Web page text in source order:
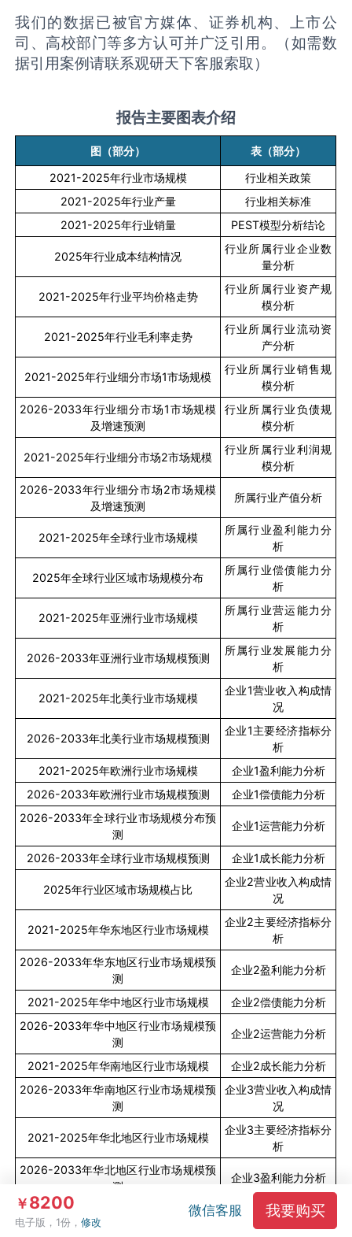
我们的数据已被官方媒体、证券机构、上市公
司、高校部门等多方认可并广泛引用。（如需数
据引用案例请联系观研天下客服索取）
报告主要图表介绍
图（部分）
表（部分）
2021-2025年行业市场规模
行业相关政策
2021-2025年行业产量
行业相关标准
2021-2025年行业销量 PEST模型分析结论
2025年行业成本结构情况
行业所属行业企业数
量分析
2021-2025年行业平均价格走势
行业所属行业资产规
模分析
2021-2025年行业毛利率走势
行业所属行业流动资
产分析
2021-2025年行业细分市场1市场规模
行业所属行业销售规
模分析
2026-2033年行业细分市场1市场规模
及增速预测
行业所属行业负债规
模分析
2021-2025年行业细分市场2市场规模
行业所属行业利润规
模分析
2026-2033年行业细分市场2市场规模
及增速预测
所属行业产值分析
2021-2025年全球行业市场规模
所属行业盈利能力分
析
2025年全球行业区域市场规模分布
所属行业偿债能力分
析
2021-2025年亚洲行业市场规模
所属行业营运能力分
析
2026-2033年亚洲行业市场规模预测
所属行业发展能力分
析
2021-2025年北美行业市场规模
企业1营业收入构成情
况
2026-2033年北美行业市场规模预测
企业1主要经济指标分
析
2021-2025年欧洲行业市场规模 企业1盈利能力分析
2026-2033年欧洲行业市场规模预测 企业1偿债能力分析
2026-2033年全球行业市场规模分布预
测
企业1运营能力分析
2026-2033年全球行业市场规模预测 企业1成长能力分析
2025年行业区域市场规模占比
企业2营业收入构成情
况
2021-2025年华东地区行业市场规模
企业2主要经济指标分
析
2026-2033年华东地区行业市场规模预
测
企业2盈利能力分析
2021-2025年华中地区行业市场规模 企业2偿债能力分析
2026-2033年华中地区行业市场规模预
测
企业2运营能力分析
2021-2025年华南地区行业市场规模 企业2成长能力分析
2026-2033年华南地区行业市场规模预
测
企业3营业收入构成情
况
2021-2025年华北地区行业市场规模
企业3主要经济指标分
析
2026-2033年华北地区行业市场规模预
测
企业3盈利能力分析
2021-2025 年东北地区行业市场规模 企业
偿债能力分析
￥8200
电子版，1份，修改
微信客服 我要购买